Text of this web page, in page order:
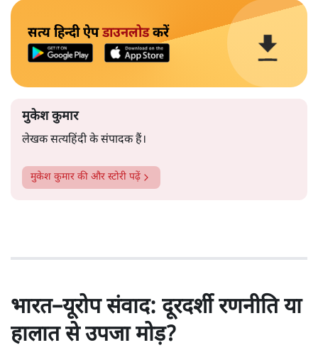
सत्य हिन्दी ऐपडाउनलोडकरें
मुकेश कुमार
लेखक सत्यहिंदी के संपादक हैं।
मुकेश कुमार की और स्टोरी पढ़ें
भारत–यूरोप संवाद: दूरदर्शी रणनीति या
हालात से उपजा मोड़?